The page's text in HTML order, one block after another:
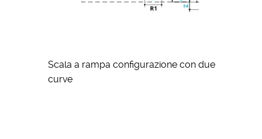
Scala a rampa configurazione con due
curve